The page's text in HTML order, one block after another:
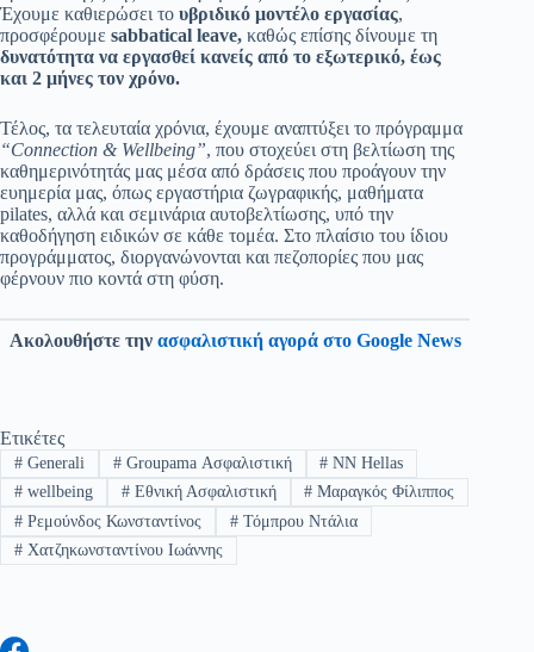
Έχουμε καθιερώσει το υβριδικό μοντέλο εργασίας,
προσφέρουμε sabbatical leave, καθώς επίσης δίνουμε τη
δυνατότητα να εργασθεί κανείς από το εξωτερικό, έως
και 2 μήνες τον χρόνο.
Τέλος, τα τελευταία χρόνια, έχουμε αναπτύξει το πρόγραμμα
“Connection & Wellbeing”, που στοχεύει στη βελτίωση της
καθημερινότητάς μας μέσα από δράσεις που προάγουν την
ευημερία μας, όπως εργαστήρια ζωγραφικής, μαθήματα
pilates, αλλά και σεμινάρια αυτοβελτίωσης, υπό την
καθοδήγηση ειδικών σε κάθε τομέα. Στο πλαίσιο του ίδιου
προγράμματος, διοργανώνονται και πεζοπορίες που μας
φέρνουν πιο κοντά στη φύση.
Ακολουθήστε την ασφαλιστική αγορά στο Google News
Ετικέτες
#Generali #Groupama Ασφαλιστική # NN Hellas
#wellbeing #Εθνική Ασφαλιστική # Μαραγκός Φίλιππος
#Ρεμούνδος Κωνσταντίνος #Τόμπρου Ντάλια
#Χατζηκωνσταντίνου Ιωάννης